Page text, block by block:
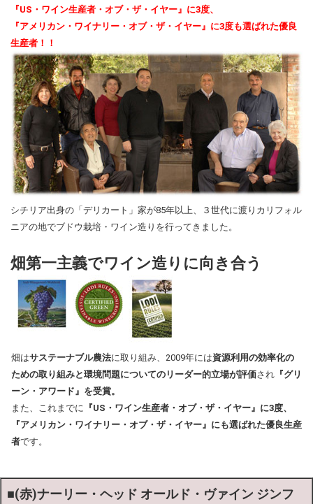
『US・ワイン生産者・オブ・ザ・イヤー』に3度、
『アメリカン・ワイナリー・オブ・ザ・イヤー』に3度も選ばれた優良
生産者！！
シチリア出身の「デリカート」家が85年以上、３世代に渡りカリフォル
ニアの地でブドウ栽培・ワイン造りを行ってきました。
畑第一主義でワイン造りに向き合う
畑はサステーナブル農法に取り組み、2009年には資源利用の効率化の
ための取り組みと環境問題についてのリーダー的立場が評価され 『グリ
ーン・アワード』を受賞。
また、これまでに
『US・ワイン生産者・オブ・ザ・イヤー』に3度、
『アメリカン・ワイナリー・オブ・ザ・イヤー』にも選ばれた優良生産
者です。
■(赤)ナーリー・ヘッド オールド・ヴァイン ジンフ